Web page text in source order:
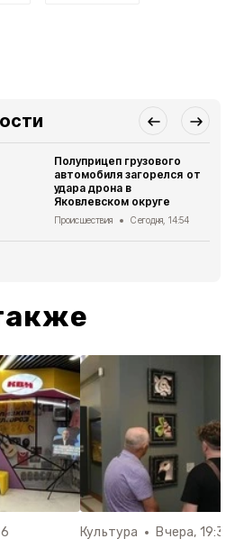
Полуприцеп грузового
автомобиля загорелся от
удара дрона в
Яковлевском округе
Происшествия Сегодня, 14:54
Культура Вчера, 19:34